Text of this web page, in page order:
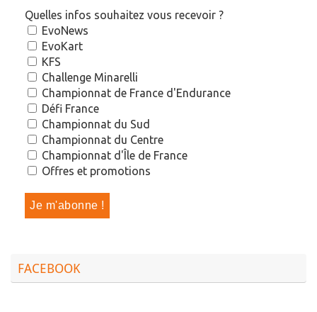
Quelles infos souhaitez vous recevoir ?
EvoNews
EvoKart
KFS
Challenge Minarelli
Championnat de France d'Endurance
Défi France
Championnat du Sud
Championnat du Centre
Championnat d'Île de France
Offres et promotions
FACEBOOK